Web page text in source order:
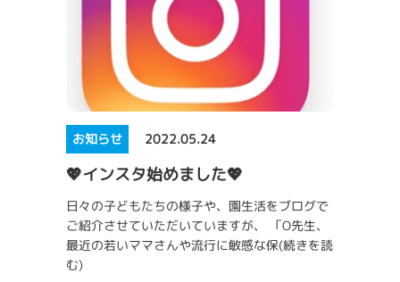
お知らせ 2022.05.24
💖インスタ始めました💖
日々の子どもたちの様子や、園生活をブログで
ご紹介させていただいていますが、 「O先生、
最近の若いママさんや流行に敏感な保(続きを読
む)